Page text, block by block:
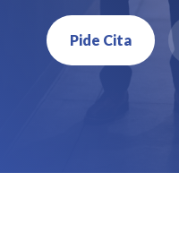
Pide Cita